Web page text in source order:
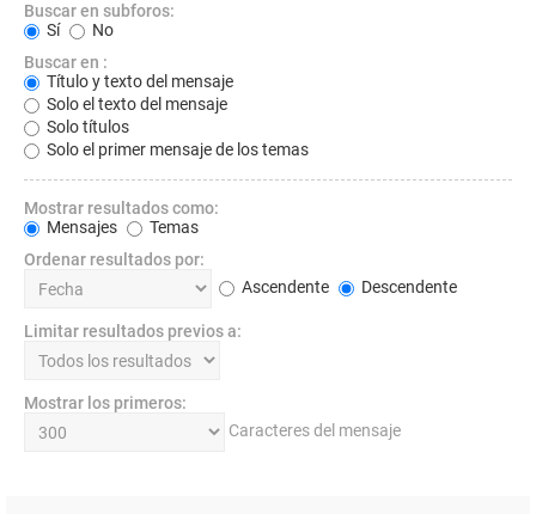
Buscar en subforos:
Sí
No
Buscar en :
Título y texto del mensaje
Solo el texto del mensaje
Solo títulos
Solo el primer mensaje de los temas
Mostrar resultados como:
Mensajes
Temas
Ordenar resultados por:
Ascendente
Descendente
Limitar resultados previos a:
Mostrar los primeros:
Caracteres del mensaje